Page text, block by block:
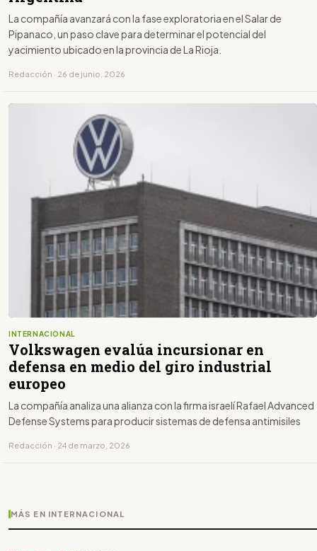
La compañía avanzará con la fase exploratoria en el Salar de
Pipanaco, un paso clave para determinar el potencial del
yacimiento ubicado en la provincia de La Rioja.
Redacción · 26 de junio, 2026
INTERNACIONAL
Volkswagen evalúa incursionar en
defensa en medio del giro industrial
europeo
La compañía analiza una alianza con la firma israelí Rafael Advanced
Defense Systems para producir sistemas de defensa antimisiles
Redacción · 24 de marzo, 2026
MÁS EN INTERNACIONAL